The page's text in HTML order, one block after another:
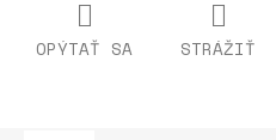
OPÝTAŤ SA STRÁŽIŤ